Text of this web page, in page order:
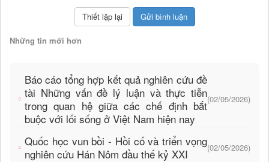
Những tin mới hơn
Báo cáo tổng hợp kết quả nghiên cứu đề
tài Những vấn đề lý luận và thực tiễn
trong quan hệ giữa các chế định bắt
buộc với lối sống ở Việt Nam hiện nay
(02/05/2026)
Quốc học vun bồi - Hồi cố và triển vọng
nghiên cứu Hán Nôm đầu thế kỷ XXI
(02/05/2026)